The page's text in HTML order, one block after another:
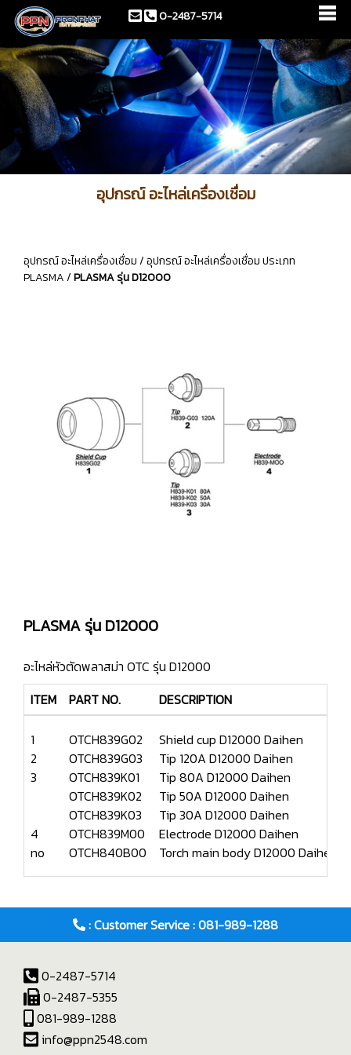
0-2487-5714
อุปกรณ์ อะไหล่เครื่องเชื่อม
อุปกรณ์ อะไหล่เครื่องเชื่อม/อุปกรณ์ อะไหล่เครื่องเชื่อม ประเภท
PLASMA/PLASMA รุ่น D12000
PLASMA รุ่น D12000
อะไหล่หัวตัดพลาสม่า OTC รุ่น D12000
ITEM
PART NO. DESCRIPTION
1
2
3
4
no
OTCH839G02
OTCH839G03
OTCH839K01
OTCH839K02
OTCH839K03
OTCH839M00
OTCH840B00
Shield cup D12000 Daihen
Tip 120A D12000 Daihen
Tip 80A D12000 Daihen
Tip 50A D12000 Daihen
Tip 30A D12000 Daihen
Electrode D12000 Daihen
Torch main body D12000 Daihen
: Customer Service : 081-989-1288
0-2487-5714
0-2487-5355
081-989-1288
info@ppn2548.com